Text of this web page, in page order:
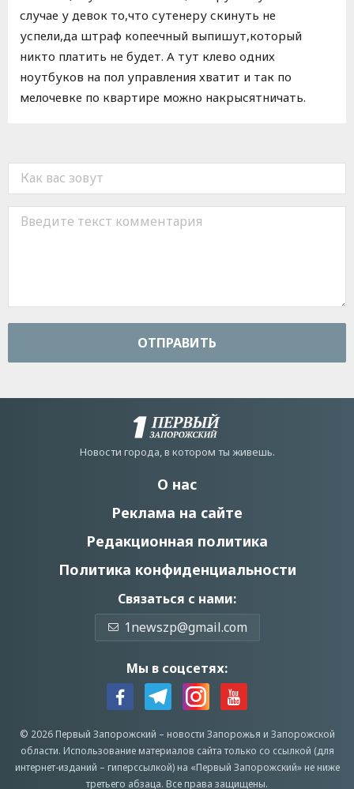
случае у девок то,что сутенеру скинуть не
успели,да штраф копеечный выпишут,который
никто платить не будет. А тут клево одних
ноутбуков на пол управления хватит и так по
мелочевке по квартире можно накрысятничать.
ОТПРАВИТЬ
Новости города, в котором ты живешь.
О нас
Реклама на сайте
Редакционная политика
Политика конфиденциальности
Связаться с нами:
1newszp@gmail.com
Мы в соцсетях:
© 2026 Первый Запорожский – новости Запорожья и Запорожской
области. Использование материалов сайта только со ссылкой (для
интернет-изданий – гиперссылкой) на «Первый Запорожский» не ниже
третьего абзаца. Все права защищены.